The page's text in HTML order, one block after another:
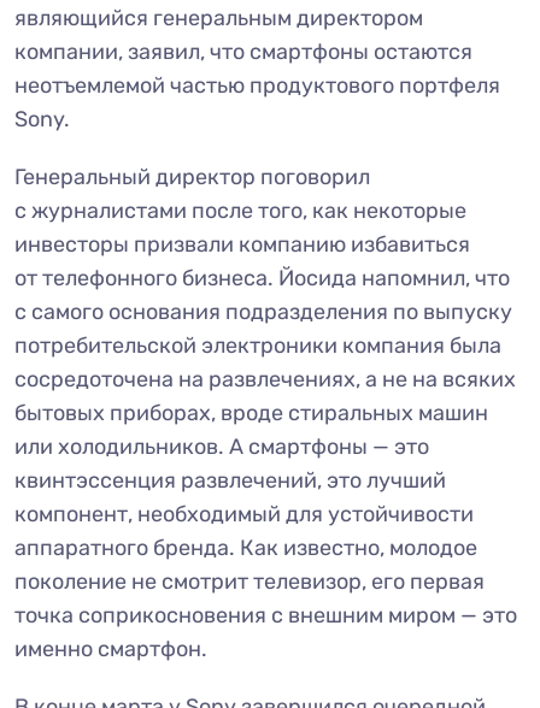
являющийся генеральным директором
компании, заявил, что смартфоны остаются
неотъемлемой частью продуктового портфеля
Sony.
Генеральный директор поговорил
с журналистами после того, как некоторые
инвесторы призвали компанию избавиться
от телефонного бизнеса. Йосида напомнил, что
с самого основания подразделения по выпуску
потребительской электроники компания была
сосредоточена на развлечениях, а не на всяких
бытовых приборах, вроде стиральных машин
или холодильников. А смартфоны — это
квинтэссенция развлечений, это лучший
компонент, необходимый для устойчивости
аппаратного бренда. Как известно, молодое
поколение не смотрит телевизор, его первая
точка соприкосновения с внешним миром — это
именно смартфон.